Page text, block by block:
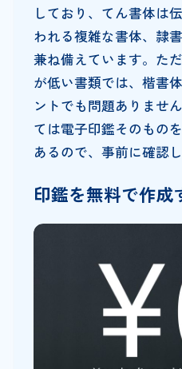
しており、てん書体は
われる複雑な書体、隷
兼ね備えています。た
が低い書類では、楷書
ントでも問題ありませ
ては電子印鑑そのもの
あるので、事前に確認
印鑑を無料で作成